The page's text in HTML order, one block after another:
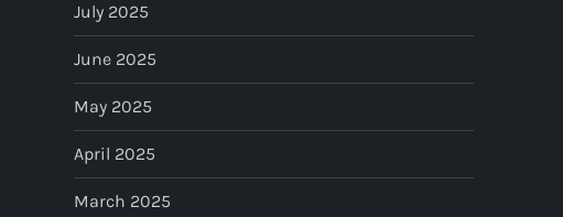
July 2025
June 2025
May 2025
April 2025
March 2025